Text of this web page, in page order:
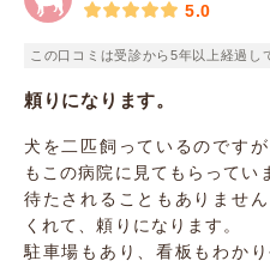
5.0
この口コミは受診から5年以上経過し
頼りになります。
犬を二匹飼っているのです
もこの病院に見てもらってい
待たされることもありませ
くれて、頼りになります。
駐車場もあり、看板もわか